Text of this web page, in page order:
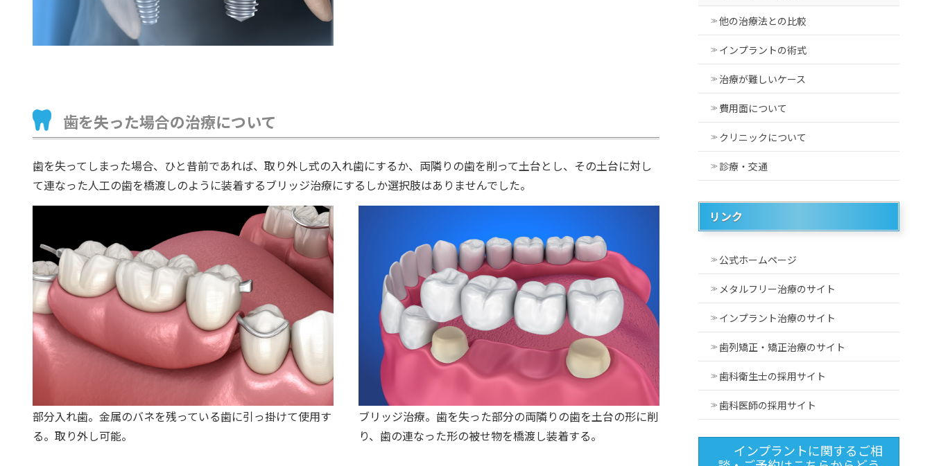
歯を失った場合の治療について
歯を失ってしまった場合、ひと昔前であれば、取り外し式の入れ歯にするか、両隣りの歯を削って土台とし、その土台に対し
て連なった人工の歯を橋渡しのように装着するブリッジ治療にするしか選択肢はありませんでした。
部分入れ歯。金属のバネを残っている歯に引っ掛けて使用す
る。取り外し可能。
ブリッジ治療。歯を失った部分の両隣りの歯を土台の形に削
り、歯の連なった形の被せ物を橋渡し装着する。
他の治療法との比較
インプラントの術式
治療が難しいケース
費用面について
クリニックについて
診療・交通
リンク
公式ホームページ
メタルフリー治療のサイト
インプラント治療のサイト
歯列矯正・矯正治療のサイト
歯科衛生士の採用サイト
歯科医師の採用サイト
インプラントに関するご相